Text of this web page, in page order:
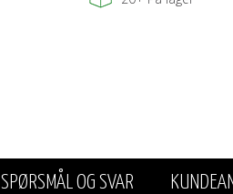
SPØRSMÅL OG SVAR